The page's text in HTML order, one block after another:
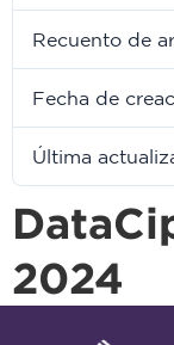
Recuento de
Fecha de
Última
2024